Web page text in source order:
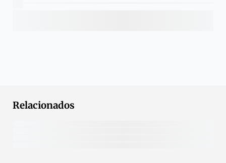
Relacionados